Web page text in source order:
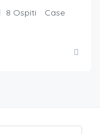
8 Ospiti
Case